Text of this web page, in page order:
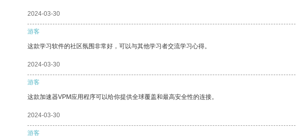
2024-03-30
游客
这款学习软件的社区氛围非常好，可以与其他学习者交流学习心得。
2024-03-30
游客
这款加速器VPM应用程序可以给你提供全球覆盖和最高安全性的连接。
2024-03-30
游客